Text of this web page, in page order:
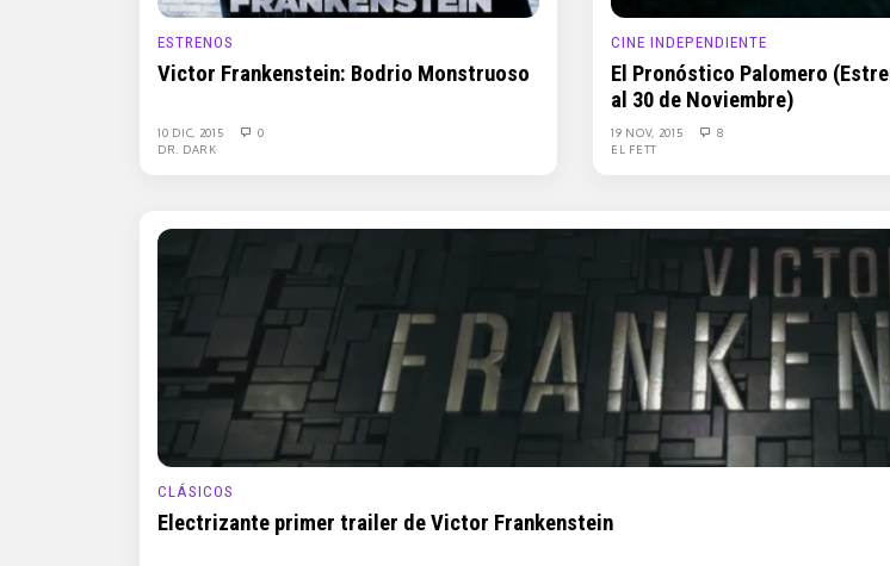
ESTRENOS
Victor Frankenstein: Bodrio Monstruoso
10 DIC, 2015
0
DR. DARK
CINE INDEPENDIENTE
El Pronóstico Palomero
al 30 de Noviembre)
19 NOV, 2015
8
EL FETT
CLÁSICOS
Electrizante primer trailer de Victor Frankenstein